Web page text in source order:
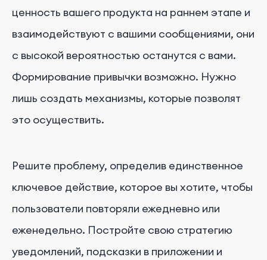
ценность вашего продукта на раннем этапе и
взаимодействуют с вашими сообщениями, они
с высокой вероятностью останутся с вами.
Формирование привычки возможно. Нужно
лишь создать механизмы, которые позволят
это осуществить.
Решите проблему, определив единственное
ключевое действие, которое вы хотите, чтобы
пользователи повторяли ежедневно или
еженедельно. Постройте свою стратегию
уведомлений, подсказки в приложении и